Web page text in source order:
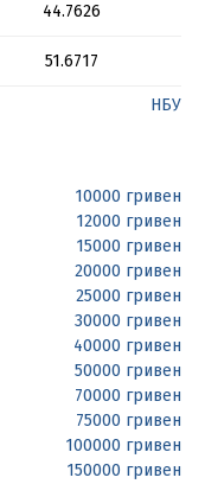
44.7626
51.6717
НБУ
10000 гривен
12000 гривен
15000 гривен
20000 гривен
25000 гривен
30000 гривен
40000 гривен
50000 гривен
70000 гривен
75000 гривен
100000 гривен
150000 гривен